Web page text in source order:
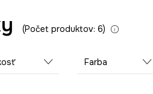
Počet produktov: 6
Farba